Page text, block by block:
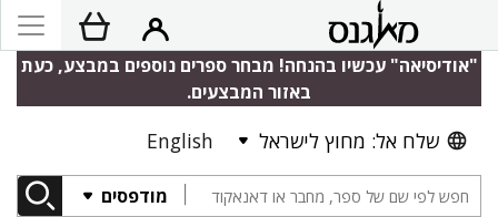
"אודיסיאה" עכשיו בהנחה! מבחר ספרים נוספים במבצע, כעת
באזור המבצעים.
שלח אל: מחוץ לישראל English
מודפסים